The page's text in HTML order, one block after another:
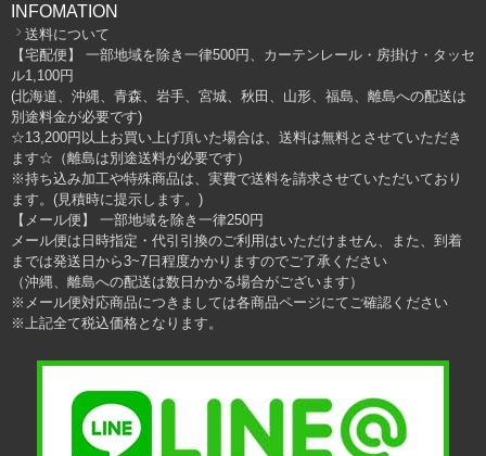
INFOMATION
送料について
【宅配便】 一部地域を除き一律500円、カーテンレール・房掛け・タッセ
ル1,100円
(北海道、沖縄、青森、岩手、宮城、秋田、山形、福島、離島への配送は
別途料金が必要です)
☆13,200円以上お買い上げ頂いた場合は、送料は無料とさせていただき
ます☆（離島は別途送料が必要です）
※持ち込み加工や特殊商品は、実費で送料を請求させていただいており
ます。(見積時に提示します。)
【メール便】 一部地域を除き一律250円
メール便は日時指定・代引引換のご利用はいただけません、また、到着
までは発送日から3~7日程度かかりますのでご了承ください
（沖縄、離島への配送は数日かかる場合がございます）
※メール便対応商品につきましては各商品ページにてご確認ください
※上記全て税込価格となります。